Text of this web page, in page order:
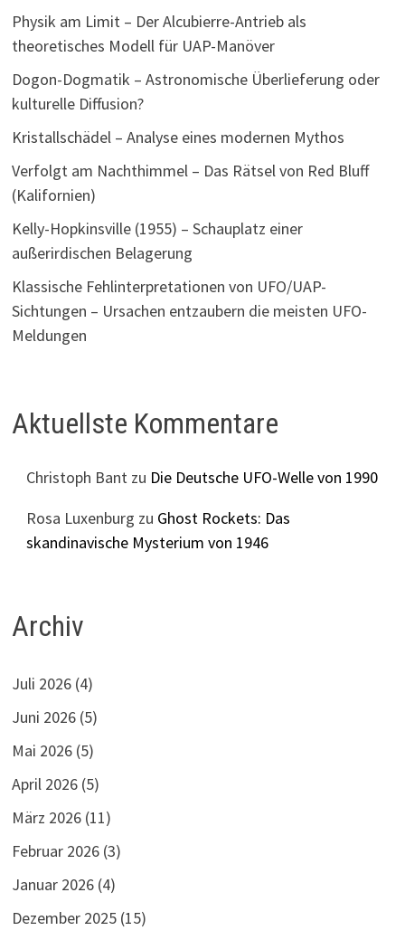
Physik am Limit – Der Alcubierre-Antrieb als
theoretisches Modell für UAP-Manöver
Dogon-Dogmatik – Astronomische Überlieferung oder
kulturelle Diffusion?
Kristallschädel – Analyse eines modernen Mythos
Verfolgt am Nachthimmel – Das Rätsel von Red Bluff
(Kalifornien)
Kelly-Hopkinsville (1955) – Schauplatz einer
außerirdischen Belagerung
Klassische Fehlinterpretationen von UFO/UAP-
Sichtungen – Ursachen entzaubern die meisten UFO-
Meldungen
Aktuellste Kommentare
Christoph Bant zu Die Deutsche UFO-Welle von 1990
Rosa Luxenburg zu Ghost Rockets: Das
skandinavische Mysterium von 1946
Archiv
Juli 2026 (4)
Juni 2026 (5)
Mai 2026 (5)
April 2026 (5)
März 2026 (11)
Februar 2026 (3)
Januar 2026 (4)
Dezember 2025 (15)